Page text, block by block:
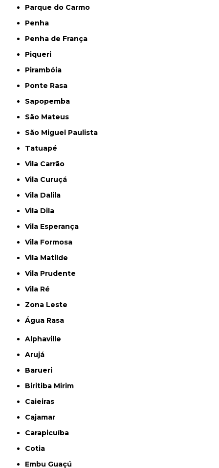
Parque do Carmo
Penha
Penha de França
Piqueri
Pirambóia
Ponte Rasa
Sapopemba
São Mateus
São Miguel Paulista
Tatuapé
Vila Carrão
Vila Curuçá
Vila Dalila
Vila Dila
Vila Esperança
Vila Formosa
Vila Matilde
Vila Prudente
Vila Ré
Zona Leste
Água Rasa
Alphaville
Arujá
Barueri
Biritiba Mirim
Caieiras
Cajamar
Carapicuíba
Cotia
Embu Guaçú